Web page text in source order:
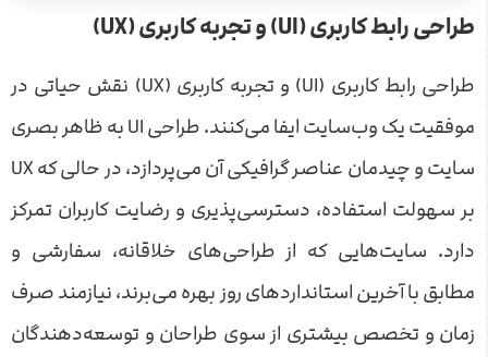
طراحی رابط کاربری (UI) و تجربه کاربری (UX)
طراحی رابط کاربری (UI) و تجربه کاربری (UX) نقش حیاتی در
موفقیت یک وب‌سایت ایفا می‌کنند. طراحی UI به ظاهر بصری
سایت و چیدمان عناصر گرافیکی آن می‌پردازد، در حالی که UX
بر سهولت استفاده، دسترسی‌پذیری و رضایت کاربران تمرکز
دارد. سایت‌هایی که از طراحی‌های خلاقانه، سفارشی و
مطابق با آخرین استانداردهای روز بهره می‌برند، نیازمند صرف
زمان و تخصص بیشتری از سوی طراحان و توسعه‌دهندگان